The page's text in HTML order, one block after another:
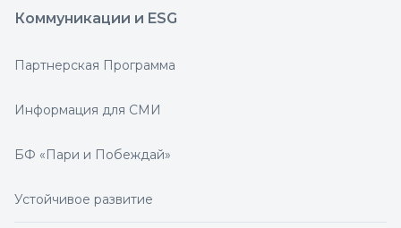
Коммуникации и ESG
Партнерская Программа
Информация для СМИ
БФ «Пари и Побеждай»
Устойчивое развитие